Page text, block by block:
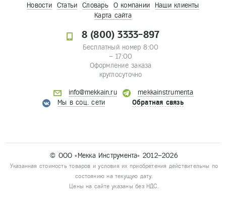
Новости Статьи Словарь О компании
Наши клиенты
Карта сайта
8 (800) 3333-897
Бесплатный номер 8:00
– 17:00
Оформление заказа
круглосуточно
info@mekkain.ru
mekkainstrumenta
Мы в соц. сети
Обратная связь
© ООО «Мекка Инструмента» 2012–2026
Указанная стоимость товаров и условия их приобретения действительны по
состоянию на текущую дату.
Цены на сайте указаны без НДС.